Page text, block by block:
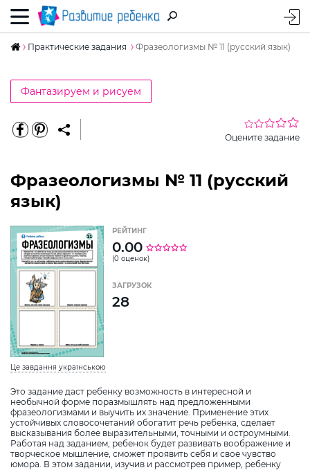
Практические задания Фразеологизмы № 11 (русский язык)
Фантазируем и рисуем
Оцените задание
Фразеологизмы № 11 (русский
язык)
Це завдання українською
Это задание даст ребенку возможность в интересной и
необычной форме поразмышлять над предложенными
фразеологизмами и выучить их значение. Применение этих
устойчивых словосочетаний обогатит речь ребенка, сделает
высказывания более выразительными, точными и остроумными.
Работая над заданием, ребенок будет развивать воображение и
творческое мышление, сможет проявить себя и свое чувство
юмора. В этом задании, изучив и рассмотрев пример, ребенку
РЕЙТИНГ
0.00
(0 оценок)
ЗАГРУЗОК
28